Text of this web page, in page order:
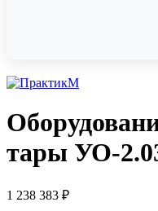
тары УО-
1 238 383 ₽